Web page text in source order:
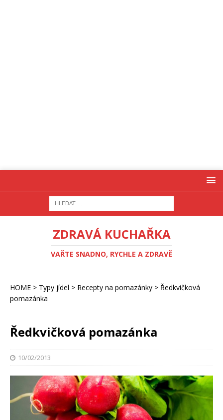
ZDRAVÁ KUCHAŘKA
VAŘTE SNADNO, RYCHLE A ZDRAVĚ
HOME > Typy jídel > Recepty na pomazánky > Ředkvičková
pomazánka
Ředkvičková pomazánka
10/02/2013